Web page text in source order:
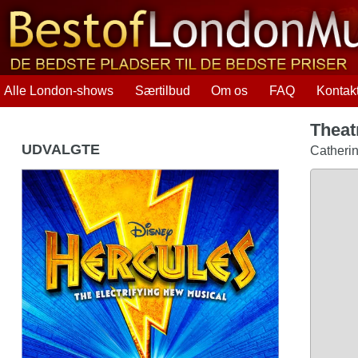
Alle London-shows Særtilbud Om os FAQ
UDVALGTE
Disney's Hercules Musical